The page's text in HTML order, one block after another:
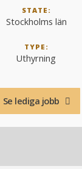
STATE:
Stockholms län
TYPE:
Uthyrning
Se lediga jobb